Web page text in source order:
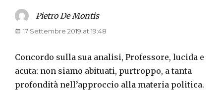
Pietro De Montissays:
17 Settembre 2019 at 19:48
Concordo sulla sua analisi, Professore, lucida e
acuta: non siamo abituati, purtroppo, a tanta
profondità nell’approccio alla materia politica.